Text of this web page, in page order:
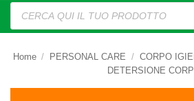
Ricerca
prodotti
Home / PERSONAL CARE / CORPO
DETERSIONE